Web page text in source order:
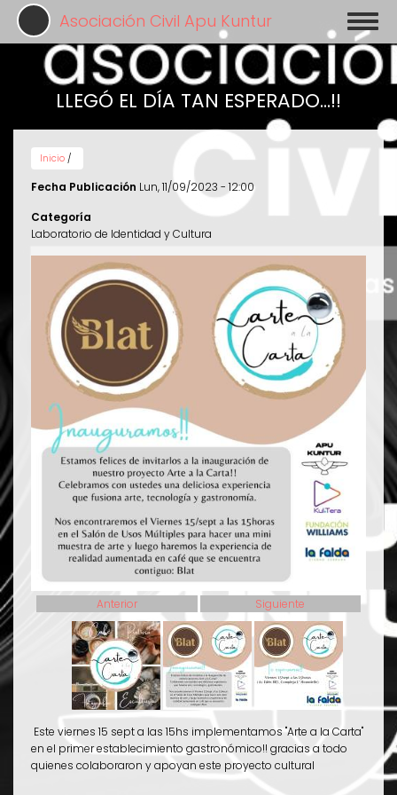
Pasar
contenido
principal
Asociación Civil Apu Kuntur
LLEGÓ EL DÍA TAN ESPERADO...!!
Inicio /
Fecha Publicación Lun, 11/09/2023 - 12:00
Categoría
Laboratorio de Identidad y Cultura
Anterior Siguiente
Este viernes 15 sept a las 15hs implementamos "Arte a la Carta"
en el primer establecimiento gastronómico!! gracias a todo
quienes colaboraron y apoyan este proyecto cultural